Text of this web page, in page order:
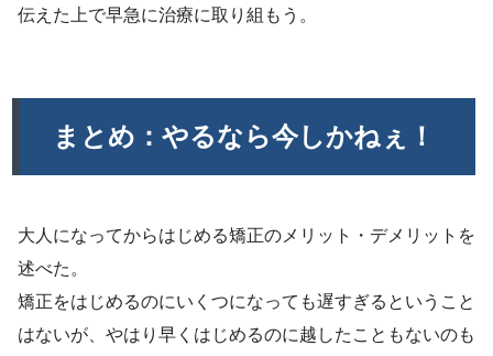
伝えた上で早急に治療に取り組もう。
まとめ：やるなら今しかねぇ！
大人になってからはじめる矯正のメリット・デメリットを
述べた。
矯正をはじめるのにいくつになっても遅すぎるということ
はないが、やはり早くはじめるのに越したこともないのも